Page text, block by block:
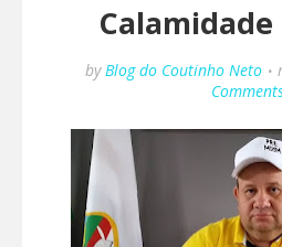
Calamidade
by Blog do Coutinho Neto